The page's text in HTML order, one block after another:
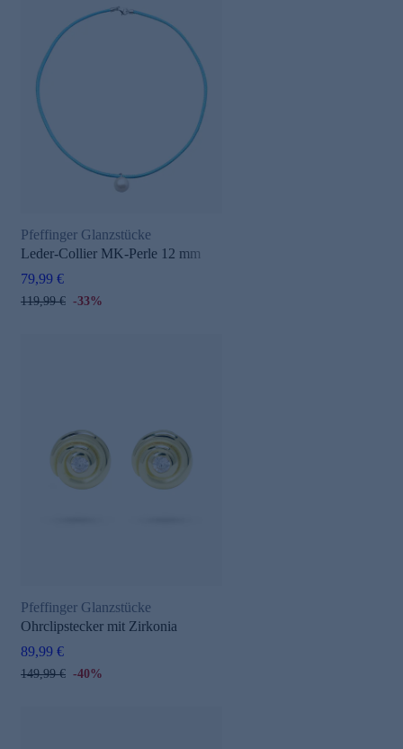
Pfeffinger Glanzstücke
Leder-Collier MK-Perle 12 mm
79,99 €
119,99 € -33%
Pfeffinger Glanzstücke
Ohrclipstecker mit Zirkonia
89,99 €
149,99 € -40%